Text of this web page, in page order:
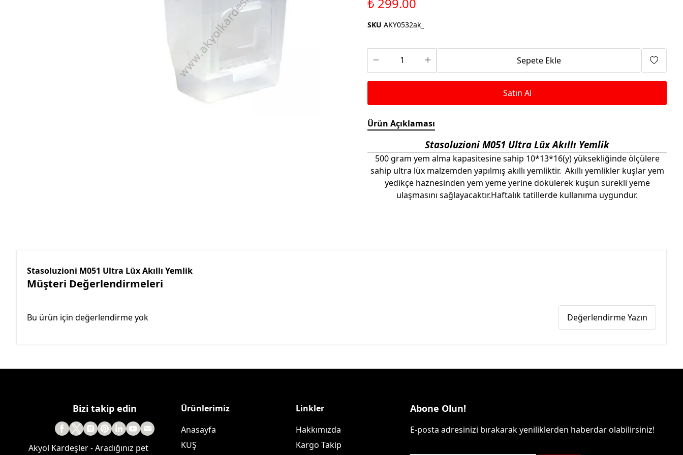
Saka ve Doğa Kuşu
Yemleri
Mamalar
Kalamar Kemiği ve Gaga
Taşları
Aparatları
SKU AKY0532ak_
Sepete Ekle
Satın Al
Ürün Açıklaması
Stasoluzioni M051 Ultra Lüx Akıllı Yemlik
500 gram yem alma kapasitesine sahip 10*13*16(y) yüksekliğinde ölçülere
sahip ultra lüx malzemden yapılmış akıllı yemliktir. Akıllı yemlikler kuşlar yem
yedikçe haznesinden yem yeme yerine dökülerek kuşun sürekli yeme
ulaşmasını sağlayacaktır.Haftalık tatillerde kullanıma uygundur.
Stasoluzioni M051 Ultra Lüx Akıllı Yemlik
Müşteri Değerlendirmeleri
Bu ürün için değerlendirme yok Değerlendirme Yazın
Bizi takip edin
Akyol Kardeşler - Aradığınız pet
Ürünlerimiz
Anasayfa
KUŞ
Linkler
Hakkımızda
Kargo Takip
Abone Olun!
E-posta adresinizi bırakarak yeniliklerden haberdar olabilirsiniz!